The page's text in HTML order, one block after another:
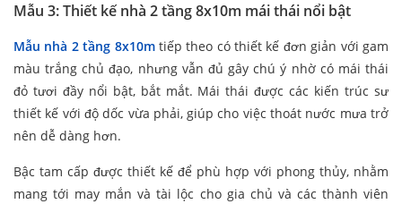
Mẫu 3: Thiết kế nhà 2 tầng 8x10m mái thái nổi bật
Mẫu nhà 2 tầng 8x10m tiếp theo có thiết kế đơn giản với gam
màu trắng chủ đạo, nhưng vẫn đủ gây chú ý nhờ có mái thái
đỏ tươi đầy nổi bật, bắt mắt. Mái thái được các kiến trúc sư
thiết kế với độ dốc vừa phải, giúp cho việc thoát nước mưa trở
nên dễ dàng hơn.
Bậc tam cấp được thiết kế để phù hợp với phong thủy, nhằm
mang tới may mắn và tài lộc cho gia chủ và các thành viên